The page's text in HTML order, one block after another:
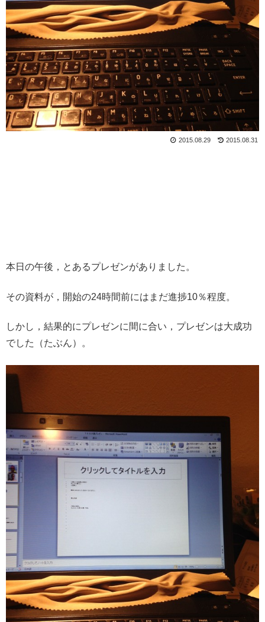
2015.08.31
2015.08.29
本日の午後，とあるプレゼンがありました。
その資料が，開始の24時間前にはまだ進捗10％程度。
しかし，結果的にプレゼンに間に合い，プレゼンは大成功
でした（たぶん）。